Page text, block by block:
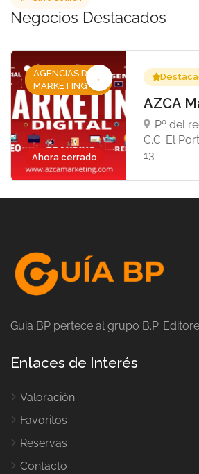
Negocios Destacados
Ahora cerrado
AGENCIAS DE
MARKETING
AZCA
Pº del
C.C. El
13
Guia BP pertece al grupo B.P.
Enlaces de Interés
Valoración
Favoritos
Reservas
Contacto